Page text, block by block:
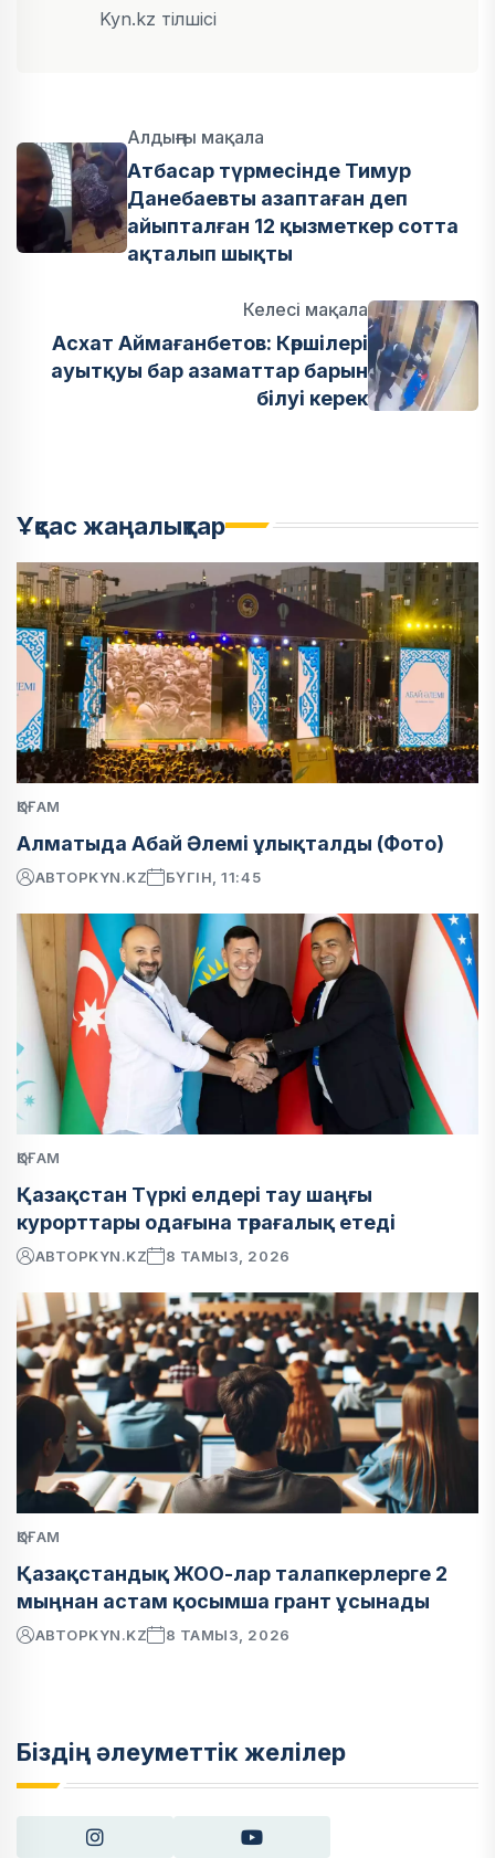
Kyn.kz тілшісі
Алдыңғы мақала
Атбасар түрмесінде Тимур
Данебаевты азаптаған деп
айыпталған 12 қызметкер сотта
ақталып шықты
Келесі мақала
Асхат Аймағанбетов: Көршілері
ауытқуы бар азаматтар барын
білуі керек
Ұқсас жаңалықтар
ҚОҒАМ
Алматыда Абай Әлемі ұлықталды (Фото)
АВТОРKYN.KZ БҮГІН, 11:45
ҚОҒАМ
Қазақстан Түркі елдері тау шаңғы
курорттары одағына төрағалық етеді
АВТОРKYN.KZ 8 ТАМЫЗ, 2026
ҚОҒАМ
Қазақстандық ЖОО-лар талапкерлерге 2
мыңнан астам қосымша грант ұсынады
АВТОРKYN.KZ 8 ТАМЫЗ, 2026
Біздің әлеуметтік желілер